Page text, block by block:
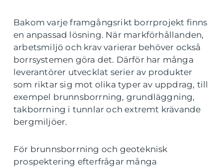
Bakom varje framgångsrikt borrprojekt finns
en anpassad lösning. När markförhållanden,
arbetsmiljö och krav varierar behöver också
borrsystemen göra det. Därför har många
leverantörer utvecklat serier av produkter
som riktar sig mot olika typer av uppdrag, till
exempel brunnsborrning, grundläggning,
takborrning i tunnlar och extremt krävande
bergmiljöer.
För brunnsborrning och geoteknisk
prospektering efterfrågar många